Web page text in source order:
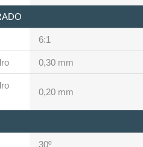
6:1
0,30 mm
0,20 mm
30º